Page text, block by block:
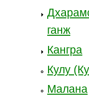
ганж
Кангра
Кулу
Малана